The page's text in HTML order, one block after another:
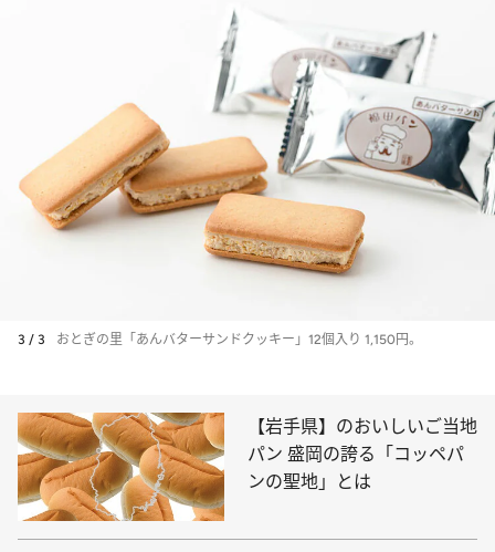
3 / 3 おとぎの里「あんバターサンドクッキー」12個入り 1,150円。
【岩手県】のおいしいご当地
パン 盛岡の誇る「コッペパ
ンの聖地」とは